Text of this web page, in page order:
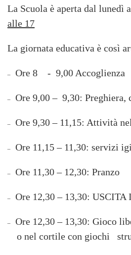
La Scuola è aperta dal lunedì
alle 17
La giornata educativa è così
– Ore 8 - 9,00 Accoglienza
– Ore 9,00 – 9,30:
– Ore 9,30 – 11,15: Attività
– Ore 11,15 – 11,30: servizi
– Ore 11,30 – 12,30: Pranzo
– Ore 12,30 – 13,30:
–
Ore 12,30 – 13,30: Gioco
o nel cortile con giochi